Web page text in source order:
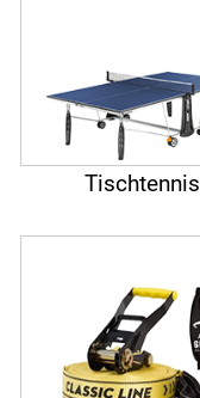
Tischtennis